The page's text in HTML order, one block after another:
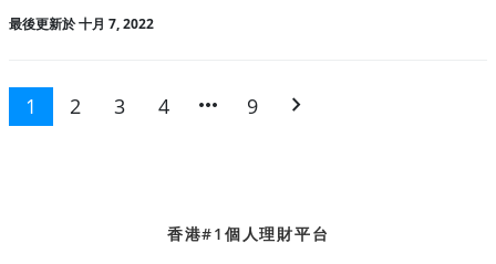
最後更新於 十月 7, 2022
1 2 3 4 more_horiz 9 chevron_right
香港#1個人理財平台